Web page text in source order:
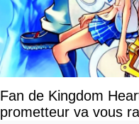
Fan de Kingdom
prometteur va vous